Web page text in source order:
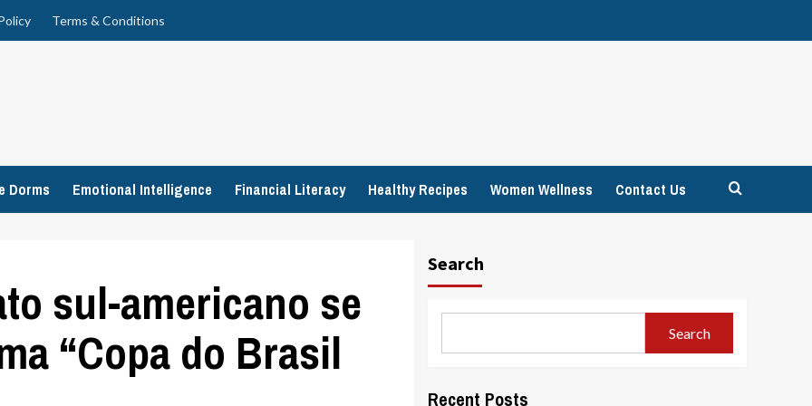
Terms & Conditions
Dorms Emotional Intelligence Financial Literacy Healthy Recipes Women Wellness Contact Us
sul-americano se
“Copa do Brasil
Search
Search
Recent Posts